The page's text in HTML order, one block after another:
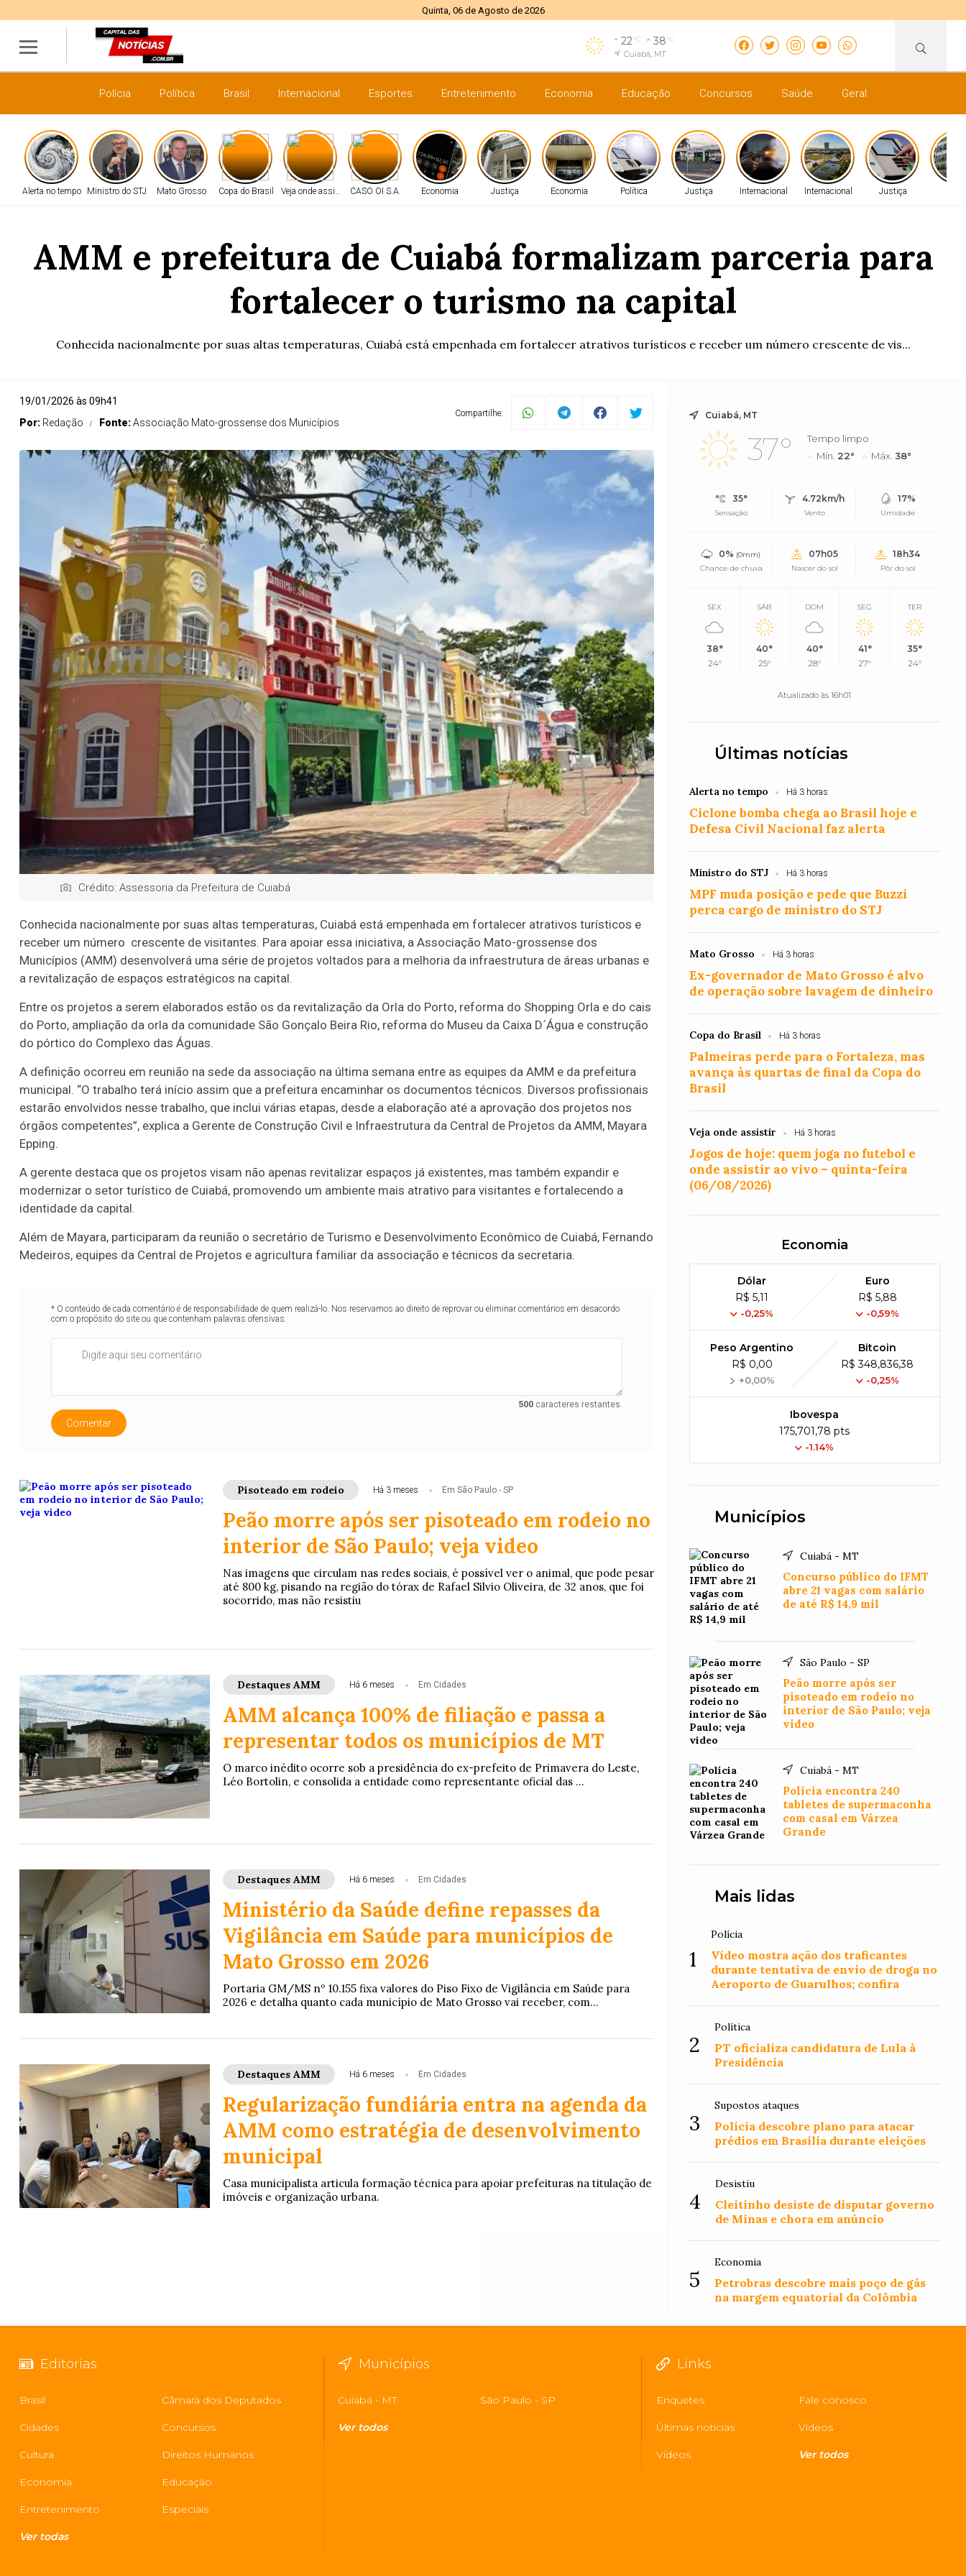
Quinta, 06 de Agosto de 2026
22°C 38°C
Cuiabá, MT
Polícia Política Brasil Internacional Esportes Entretenimento Economia Educação Concursos Saúde Geral
Alerta no tempo Ministro do STJ Mato Grosso Copa do Brasil Veja onde assistir CASO OI S.A. Economia Justiça Economia Política Justiça Internacional Internacional Justiça
AMM e prefeitura de Cuiabá formalizam parceria para
fortalecer o turismo na capital
Conhecida nacionalmente por suas altas temperaturas, Cuiabá está empenhada em fortalecer atrativos turísticos e receber um número crescente de vis...
19/01/2026 às 09h41
Por: Redação Fonte:Associação Mato-grossense dos Municípios
Compartilhe:
Crédito: Assessoria da Prefeitura de Cuiabá
Conhecida nacionalmente por suas altas temperaturas, Cuiabá está empenhada em fortalecer atrativos turísticos e
receber um número crescente de visitantes. Para apoiar essa iniciativa, a Associação Mato-grossense dos
Municípios (AMM) desenvolverá uma série de projetos voltados para a melhoria da infraestrutura de áreas urbanas e
a revitalização de espaços estratégicos na capital.
Entre os projetos a serem elaborados estão os da revitalização da Orla do Porto, reforma do Shopping Orla e do cais
do Porto, ampliação da orla da comunidade São Gonçalo Beira Rio, reforma do Museu da Caixa D´Água e construção
do pórtico do Complexo das Águas.
A definição ocorreu em reunião na sede da associação na última semana entre as equipes da AMM e da prefeitura
municipal. “O trabalho terá início assim que a prefeitura encaminhar os documentos técnicos. Diversos profissionais
estarão envolvidos nesse trabalho, que inclui várias etapas, desde a elaboração até a aprovação dos projetos nos
órgãos competentes”, explica a Gerente de Construção Civil e Infraestrutura da Central de Projetos da AMM, Mayara
Epping.
A gerente destaca que os projetos visam não apenas revitalizar espaços já existentes, mas também expandir e
modernizar o setor turístico de Cuiabá, promovendo um ambiente mais atrativo para visitantes e fortalecendo a
identidade da capital.
Além de Mayara, participaram da reunião o secretário de Turismo e Desenvolvimento Econômico de Cuiabá, Fernando
Medeiros, equipes da Central de Projetos e agricultura familiar da associação e técnicos da secretaria.
* O conteúdo de cada comentário é de responsabilidade de quem realizá-lo. Nos reservamos ao direito de reprovar ou eliminar comentários em desacordo
com o propósito do site ou que contenham palavras ofensivas.
500caracteres restantes.
Comentar
Pisoteado em rodeio Há 3 meses Em São Paulo - SP
Peão morre após ser pisoteado em rodeio no
interior de São Paulo; veja video
Nas imagens que circulam nas redes sociais, é possível ver o animal, que pode pesar
até 800 kg, pisando na região do tórax de Rafael Silvio Oliveira, de 32 anos, que foi
socorrido, mas não resistiu
Destaques AMM Há 6 meses Em Cidades
AMM alcança 100% de filiação e passa a
representar todos os municípios de MT
O marco inédito ocorre sob a presidência do ex-prefeito de Primavera do Leste,
Léo Bortolin, e consolida a entidade como representante oficial das ...
Destaques AMM Há 6 meses Em Cidades
Ministério da Saúde define repasses da
Vigilância em Saúde para municípios de
Mato Grosso em 2026
Portaria GM/MS nº 10.155 fixa valores do Piso Fixo de Vigilância em Saúde para
2026 e detalha quanto cada município de Mato Grosso vai receber, com...
Destaques AMM Há 6 meses Em Cidades
Regularização fundiária entra na agenda da
AMM como estratégia de desenvolvimento
municipal
Casa municipalista articula formação técnica para apoiar prefeituras na titulação de
imóveis e organização urbana.
Cuiabá, MT
37°
Tempo limpo
Mín. 22° Máx.38°
35°
Sensação
4.72km/h
Vento
17%
Umidade
0% (0mm)
Chance de chuva
07h05
Nascer do sol
18h34
Pôr do sol
SEX
38°
24°
SÁB
40°
25°
DOM
40°
28°
SEG
41°
27°
TER
35°
24°
Atualizado às 16h01
Últimas notícias
Alerta no tempo Há 3 horas
Ciclone bomba chega ao Brasil hoje e
Defesa Civil Nacional faz alerta
Ministro do STJ Há 3 horas
MPF muda posição e pede que Buzzi
perca cargo de ministro do STJ
Mato Grosso Há 3 horas
Ex-governador de Mato Grosso é alvo
de operação sobre lavagem de dinheiro
Copa do Brasil Há 3 horas
Palmeiras perde para o Fortaleza, mas
avança às quartas de final da Copa do
Brasil
Veja onde assistir Há 3 horas
Jogos de hoje: quem joga no futebol e
onde assistir ao vivo – quinta-feira
(06/08/2026)
Economia
Dólar
R$ 5,11
-0,25%
Euro
R$ 5,88
-0,59%
Peso Argentino
R$ 0,00
+0,00%
Bitcoin
R$ 348,836,38
-0,25%
Ibovespa
175,701,78 pts
-1.14%
Municípios
Cuiabá - MT
Concurso público do IFMT
abre 21 vagas com salário
de até R$ 14,9 mil
São Paulo - SP
Peão morre após ser
pisoteado em rodeio no
interior de São Paulo; veja
video
Cuiabá - MT
Polícia encontra 240
tabletes de supermaconha
com casal em Várzea
Grande
Mais lidas
1
Polícia
Vídeo mostra ação dos traficantes
durante tentativa de envio de droga no
Aeroporto de Guarulhos; confira
2
Política
PT oficializa candidatura de Lula à
Presidência
3
Supostos ataques
Polícia descobre plano para atacar
prédios em Brasília durante eleições
4
Desistiu
Cleitinho desiste de disputar governo
de Minas e chora em anúncio
5
Economia
Petrobras descobre mais poço de gás
na margem equatorial da Colômbia
Editorias
Brasil Câmara dos Deputados
Cidades Concursos
Cultura Direitos Humanos
Economia Educação
Entretenimento Especiais
Ver todas
Municípios
Cuiabá - MT São Paulo - SP
Ver todos
Links
Enquetes Fale conosco
Últimas notícias Vídeos
Vídeos Ver todos